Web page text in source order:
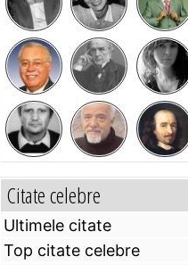
Citate celebre
Ultimele citate
Top citate celebre